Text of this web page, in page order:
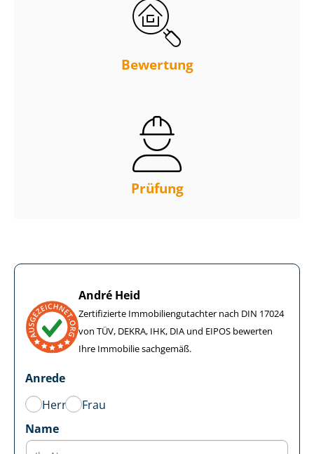
Bewertung
Prüfung
André Heid
Zertifizierte Im­mo­bi­li­en­gut­ach­ter nach DIN 17024
von TÜV, DEKRA, IHK, DIA und EIPOS bewerten
Ihre Immobilie sachgemäß.
Anrede
Herr
Frau
Name